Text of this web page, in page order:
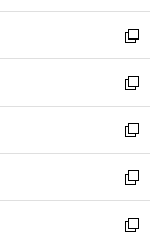
開
く
ウ
で
開
く
ン
ド
ウ
で
開
く
新
し
い
ウ
ィ
ン
ド
ウ
で
新
し
い
ウ
ィ
ン
ド
新
し
い
ウ
ィ
新
し
い
新